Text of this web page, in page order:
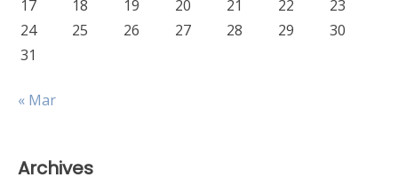
17 18 19 20 21 22
23
24
25 26 27 28 29
30
31
« Mar
Archives